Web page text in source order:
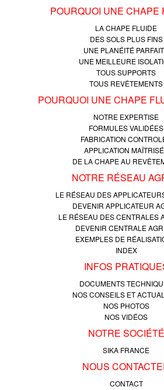
POURQUOI UNE CHAPE
LA CHAPE FLUIDE
DES SOLS PLUS FINS
UNE PLANÉITÉ
UNE MEILLEURE
TOUS SUPPORTS
TOUS REVÊTEMENTS
POURQUOI UNE CHAPE
NOTRE EXPERTISE
FORMULES VALIDÉES
FABRICATION
APPLICATION
DE LA CHAPE AU
NOTRE RÉSEAU
LE RÉSEAU DES
DEVENIR APPLICATEUR
LE RÉSEAU DES CENTRALES
DEVENIR CENTRALE
EXEMPLES DE
INDEX
INFOS
DOCUMENTS
NOS CONSEILS ET
NOS PHOTOS
NOS VIDÉOS
NOTRE SOCIÉTÉ
SIKA FRANCE
NOUS
CONTACT